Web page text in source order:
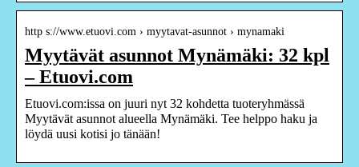
http s://www.etuovi.com › myytavat-asunnot › mynamaki
Myytävät asunnot Mynämäki: 32 kpl
– Etuovi.com
Etuovi.com:issa on juuri nyt 32 kohdetta tuoteryhmässä
Myytävät asunnot alueella Mynämäki. Tee helppo haku ja
löydä uusi kotisi jo tänään!